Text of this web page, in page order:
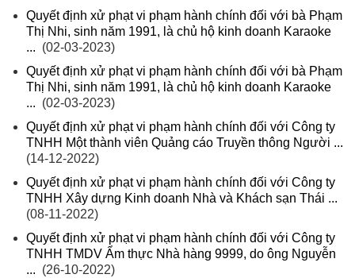
Quyết định xử phạt vi phạm hành chính đối với bà Phạm
Thị Nhi, sinh năm 1991, là chủ hộ kinh doanh Karaoke
... (02-03-2023)
Quyết định xử phạt vi phạm hành chính đối với bà Phạm
Thị Nhi, sinh năm 1991, là chủ hộ kinh doanh Karaoke
... (02-03-2023)
Quyết định xử phạt vi phạm hành chính đối với Công ty
TNHH Một thành viên Quảng cáo Truyền thông Người ...
(14-12-2022)
Quyết định xử phạt vi phạm hành chính đối với Công ty
TNHH Xây dựng Kinh doanh Nhà và Khách sạn Thái ...
(08-11-2022)
Quyết định xử phạt vi phạm hành chính đối với Công ty
TNHH TMDV Ẩm thực Nhà hàng 9999, do ông Nguyễn
... (26-10-2022)